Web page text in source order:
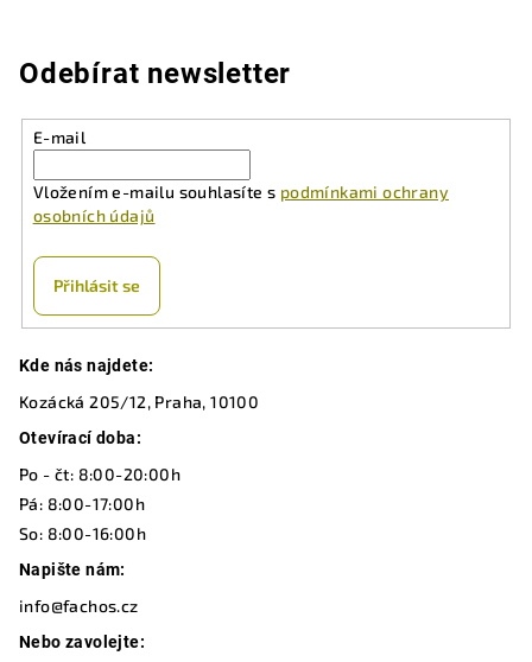
hvězdiček.
Odebírat newsletter
E-mail
Vložením e-mailu souhlasíte s podmínkami ochrany
osobních údajů
Přihlásit se
Kde nás najdete:
Kozácká 205/12, Praha, 10100
Otevírací doba:
Po - čt: 8:00-20:00h
Pá: 8:00-17:00h
So: 8:00-16:00h
Napište nám:
info@fachos.cz
Nebo zavolejte: